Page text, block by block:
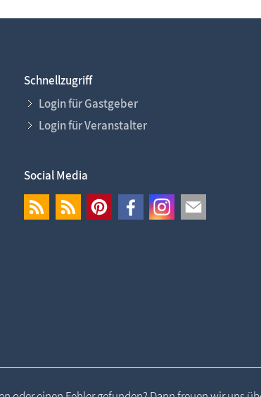
Schnellzugriff
Login für Gastgeber
Login für Veranstalter
Social Media